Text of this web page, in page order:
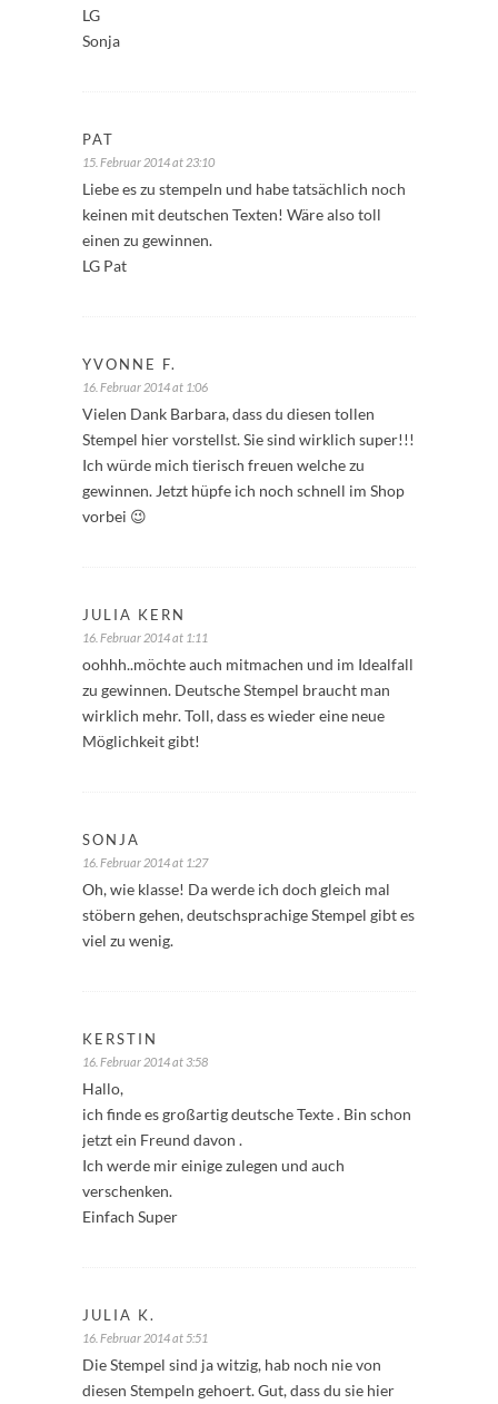
LG
Sonja
PAT
15. Februar 2014 at 23:10
Liebe es zu stempeln und habe tatsächlich noch
keinen mit deutschen Texten! Wäre also toll
einen zu gewinnen.
LG Pat
YVONNE F.
16. Februar 2014 at 1:06
Vielen Dank Barbara, dass du diesen tollen
Stempel hier vorstellst. Sie sind wirklich super!!!
Ich würde mich tierisch freuen welche zu
gewinnen. Jetzt hüpfe ich noch schnell im Shop
vorbei 😉
JULIA KERN
16. Februar 2014 at 1:11
oohhh..möchte auch mitmachen und im Idealfall
zu gewinnen. Deutsche Stempel braucht man
wirklich mehr. Toll, dass es wieder eine neue
Möglichkeit gibt!
SONJA
16. Februar 2014 at 1:27
Oh, wie klasse! Da werde ich doch gleich mal
stöbern gehen, deutschsprachige Stempel gibt es
viel zu wenig.
KERSTIN
16. Februar 2014 at 3:58
Hallo,
ich finde es großartig deutsche Texte . Bin schon
jetzt ein Freund davon .
Ich werde mir einige zulegen und auch
verschenken.
Einfach Super
JULIA K.
16. Februar 2014 at 5:51
Die Stempel sind ja witzig, hab noch nie von
diesen Stempeln gehoert. Gut, dass du sie hier